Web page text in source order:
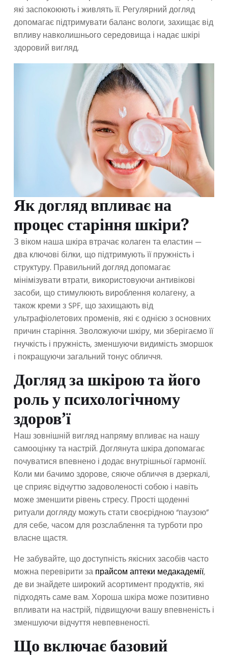
які заспокоюють і живлять її. Регулярний догляд
допомагає підтримувати баланс вологи, захищає від
впливу навколишнього середовища і надає шкірі
здоровий вигляд.
Як догляд впливає на
процес старіння шкіри?
З віком наша шкіра втрачає колаген та еластин —
два ключові білки, що підтримують її пружність і
структуру. Правильний догляд допомагає
мінімізувати втрати, використовуючи антивікові
засоби, що стимулюють вироблення колагену, а
також креми з SPF, що захищають від
ультрафіолетових променів, які є однією з основних
причин старіння. Зволожуючи шкіру, ми зберігаємо її
гнучкість і пружність, зменшуючи видимість зморшок
і покращуючи загальний тонус обличчя.
Догляд за шкірою та його
роль у психологічному
здоров’ї
Наш зовнішній вигляд напряму впливає на нашу
самооцінку та настрій. Доглянута шкіра допомагає
почуватися впевнено і додає внутрішньої гармонії.
Коли ми бачимо здорове, сяюче обличчя в дзеркалі,
це сприяє відчуттю задоволеності собою і навіть
може зменшити рівень стресу. Прості щоденні
ритуали догляду можуть стати своєрідною “паузою”
для себе, часом для розслаблення та турботи про
власне щастя.
Не забувайте, що доступність якісних засобів часто
можна перевірити запрайсом аптеки медакадемії,
де ви знайдете широкий асортимент продуктів, які
підходять саме вам. Хороша шкіра може позитивно
впливати на настрій, підвищуючи вашу впевненість і
зменшуючи відчуття невпевненості.
Що включає базовий